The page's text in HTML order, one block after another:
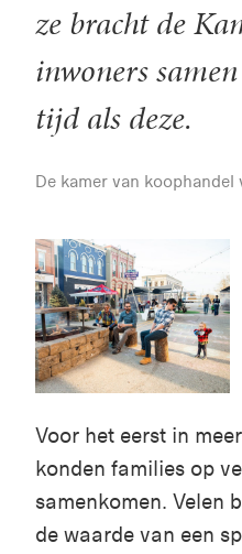
ze bracht de
inwoners
tijd als deze.
De kamer van koophandel
Voor het eerst in
konden families op
samenkomen. Velen
de waarde van een